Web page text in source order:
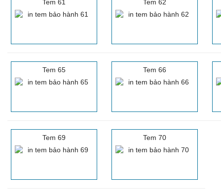
Tem 61 Tem 62
Tem 65 Tem 66
Tem 69 Tem 70